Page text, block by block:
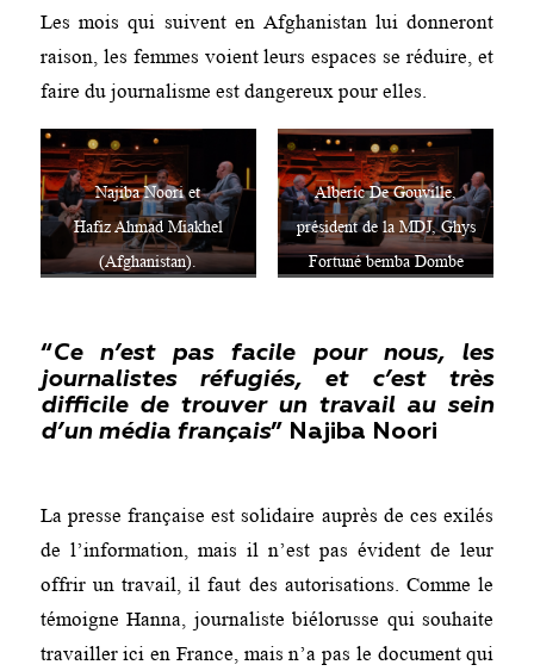
Les mois qui suivent en Afghanistan lui donneront
raison, les femmes voient leurs espaces se réduire, et
faire du journalisme est dangereux pour elles.
Najiba Noori et
Hafiz Ahmad Miakhel
(Afghanistan).
Alberic De Gouville,
président de la MDJ, Ghys
Fortuné bemba Dombe
“Ce n’est pas facile pour nous, les
journalistes réfugiés, et c’est très
difficile de trouver un travail au sein
d’un média français” Najiba Noori
La presse française est solidaire auprès de ces exilés
de l’information, mais il n’est pas évident de leur
offrir un travail, il faut des autorisations. Comme le
témoigne Hanna, journaliste biélorusse qui souhaite
travailler ici en France, mais n’a pas le document qui